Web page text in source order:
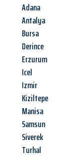
Adana
Antalya
Bursa
Derince
Erzurum
Icel
Izmir
Kiziltepe
Manisa
Samsun
Siverek
Turhal